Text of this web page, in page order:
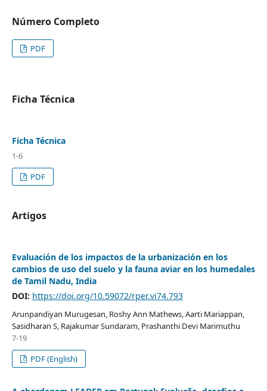
Número Completo
PDF
Ficha Técnica
Ficha Técnica
1-6
PDF
Artigos
Evaluación de los impactos de la urbanización en los
cambios de uso del suelo y la fauna aviar en los humedales
de Tamil Nadu, India
DOI: https://doi.org/10.59072/rper.vi74.793
Arunpandiyan Murugesan, Roshy Ann Mathews, Aarti Mariappan,
Sasidharan S, Rajakumar Sundaram, Prashanthi Devi Marimuthu
7-19
PDF (English)